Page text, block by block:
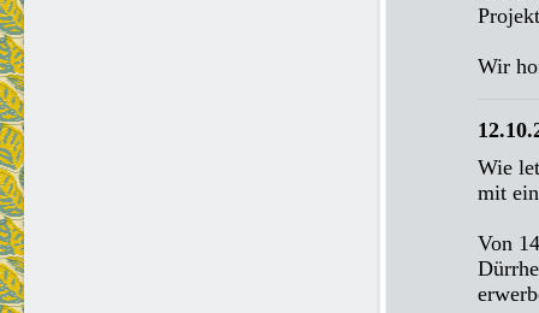
Wir
Wie
mit
Von